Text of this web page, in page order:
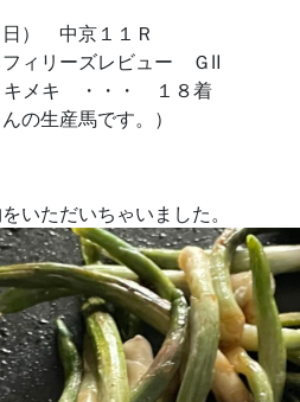
日） 中京１１Ｒ
ィリーズレビュー ＧⅡ
キメキ ・・・ １８着
んの生産馬です。）
いただいちゃいました。